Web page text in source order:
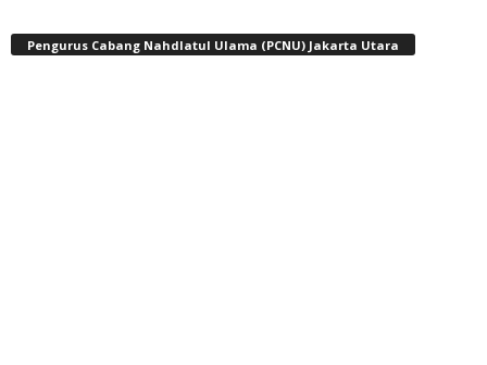
Pengurus Cabang Nahdlatul Ulama (PCNU) Jakarta Utara